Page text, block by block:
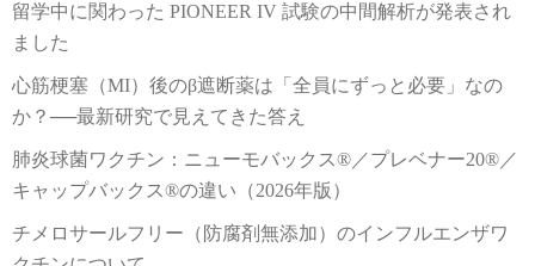
留学中に関わった PIONEER IV 試験の中間解析が発表され
ました
心筋梗塞（MI）後のβ遮断薬は「全員にずっと必要」なの
か？──最新研究で見えてきた答え
肺炎球菌ワクチン：ニューモバックス®／プレベナー20®／
キャップバックス®の違い（2026年版）
チメロサールフリー（防腐剤無添加）のインフルエンザワ